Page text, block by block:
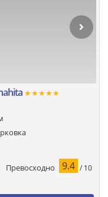
★★★★★
Превосходно 9.4 / 10